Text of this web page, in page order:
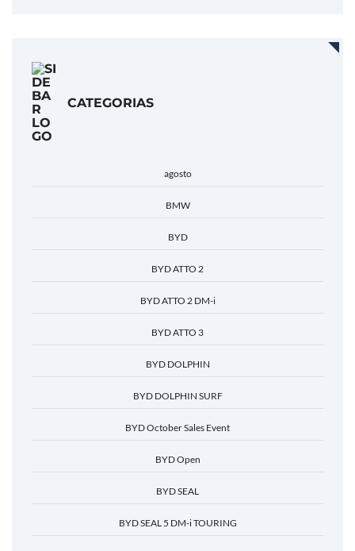
CATEGORIAS
agosto
BMW
BYD
BYD ATTO 2
BYD ATTO 2 DM-i
BYD ATTO 3
BYD DOLPHIN
BYD DOLPHIN SURF
BYD October Sales Event
BYD Open
BYD SEAL
BYD SEAL 5 DM-i TOURING